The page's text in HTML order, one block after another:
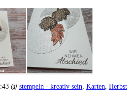
@ stempeln - kreativ sein Karten Herbst